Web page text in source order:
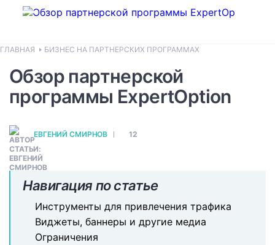
ГЛАВНАЯ БИЗНЕС НА ПАРТНЕРСКИХ ПРОГРАММАХ
Обзор партнерской
программы ExpertOption
ЕВГЕНИЙ СМИРНОВ 12
Навигация по статье
Инструменты для привлечения трафика
Виджеты, баннеры и другие медиа
Ограничения